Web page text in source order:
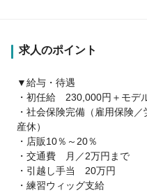
求人のポイント
▼給与・待遇
・初任給 230,000円＋モデ
・社会保険完備（雇用保険
産休）
・店販10％～20％
・交通費 月／2万円まで
・引越し手当 20万円
・練習ウィッグ支給